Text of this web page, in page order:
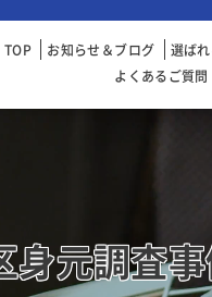
TOP お知らせ＆ブログ 選ば
よくあるご質問
身元調査